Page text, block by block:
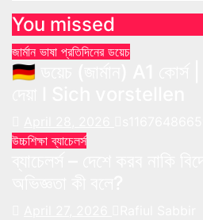
You missed
জার্মান ভাষা প্রতিদিনের ডয়েচ
🇩🇪 ডয়েচ (জার্মান) A1 কোর্স |
উচ্চশিক্ষাব্যাচেলর্স